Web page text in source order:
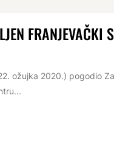
FRANJEVAČKI
ožujka 2020.) pogodio